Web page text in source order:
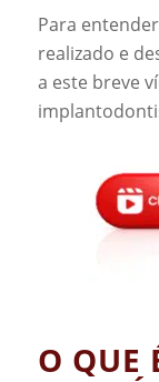
Para
realizado e
a este breve
O QUE